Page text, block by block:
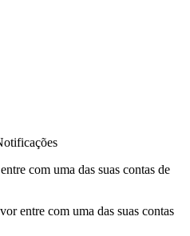
com uma das suas contas de
entre com uma das suas contas